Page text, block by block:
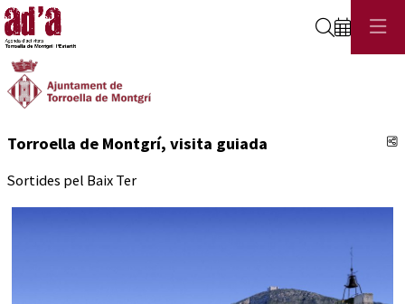
Cerca
Torroella de Montgrí, visita guiada
Sortides pel Baix Ter